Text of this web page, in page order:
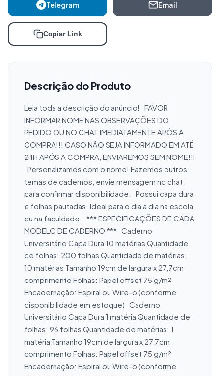
Telegram Email
Copiar Link
Descrição do Produto
Leia toda a descrição do anúncio!   FAVOR
INFORMAR NOME NAS OBSERVAÇÕES DO
PEDIDO OU NO CHAT IMEDIATAMENTE APÓS A
COMPRA!!! CASO NÃO SEJA INFORMADO EM ATÉ
24H APÓS A COMPRA, ENVIAREMOS SEM NOME!!!
Personalizamos com o nome! Fazemos outros
temas de cadernos, envie mensagem no chat
para confirmar disponibilidade.   Possui capa dura
e folhas pautadas. Ideal para o dia a dia na escola
ou na faculdade.   *** ESPECIFICAÇÕES DE CADA
MODELO DE CADERNO ***   Caderno
Universitário Capa Dura 10 matérias Quantidade
de folhas: 200 folhas Quantidade de matérias:
10 matérias Tamanho 19cm de largura x 27,7cm
comprimento Folhas: Papel offset 75 g/m²
Encadernação: Espiral ou Wire-o (conforme
disponibilidade em estoque)   Caderno
Universitário Capa Dura 1 matéria Quantidade de
folhas: 96 folhas Quantidade de matérias: 1
matéria Tamanho 19cm de largura x 27,7cm
comprimento Folhas: Papel offset 75 g/m²
Encadernação: Espiral ou Wire-o (conforme